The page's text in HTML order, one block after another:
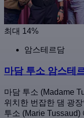
최대 14%
암스테르담
마담 투소 암스테
마담 투소 (Madame
위치한 번잡한 댐 광
투소 (Marie Tussaud)